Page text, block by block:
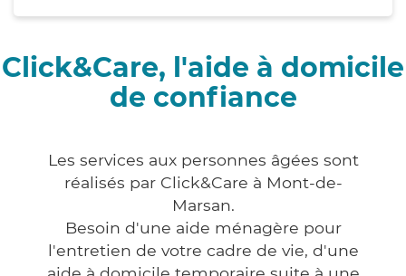
Click&Care, l'aide à domicile
de confiance
Les services aux personnes âgées sont
réalisés par Click&Care à Mont-de-
Marsan.
Besoin d'une aide ménagère pour
l'entretien de votre cadre de vie, d'une